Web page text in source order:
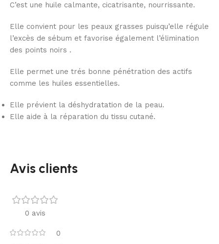
C’est une huile calmante, cicatrisante, nourrissante.
Elle convient pour les peaux grasses puisqu’elle régule
l’excès de sébum et favorise également l’élimination
des points noirs .
Elle permet une trés bonne pénétration des actifs
comme les huiles essentielles.
Elle prévient la déshydratation de la peau.
Elle aide à la réparation du tissu cutané.
Avis clients
0 avis
0